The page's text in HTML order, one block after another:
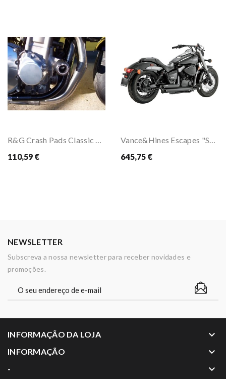
R&G Crash Pads Classic Style Para CB1300
110,59 €
Vance&Hines Escapes "Shortshots" Para VT 750 C2...
645,75 €
NEWSLETTER
Subscreva a nossa newsletter para receber novidades e
promoções.
INFORMAÇÃO DA LOJA keyboard_arrow_down
INFORMAÇÃO keyboard_arrow_down
- keyboard_arrow_down